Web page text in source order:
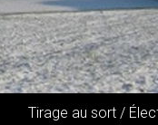
Tirage au sort /